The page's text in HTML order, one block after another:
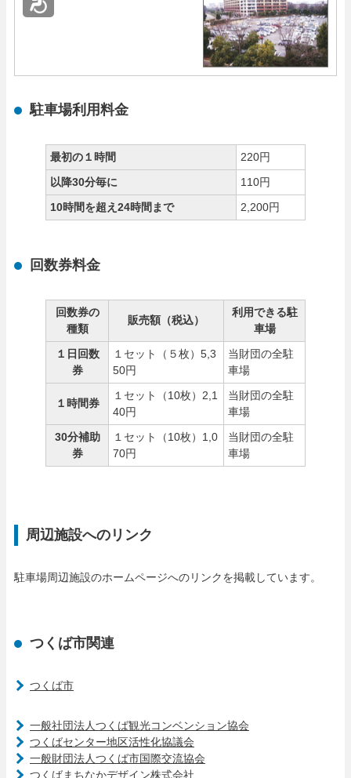
駐車場利用料金
最初の１時間
220円
以降30分毎に
110円
10時間を超え24時間まで
2,200円
回数券料金
回数券の
種類
販売額（税込）
利用できる駐
車場
１日回数
券
１セット（５枚）5,3
50円
当財団の全駐
車場
１時間券
１セット（10枚）2,1
40円
当財団の全駐
車場
30分補助
券
１セット（10枚）1,0
70円
当財団の全駐
車場
周辺施設へのリンク
駐車場周辺施設のホームページへのリンクを掲載しています。
つくば市関連
つくば市
一般社団法人つくば観光コンベンション協会
つくばセンター地区活性化協議会
一般財団法人つくば市国際交流協会
つくばまちなかデザイン株式会社